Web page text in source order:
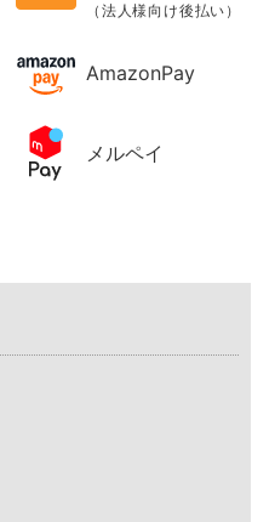
（法人様向け後払い）
AmazonPay
メルペイ